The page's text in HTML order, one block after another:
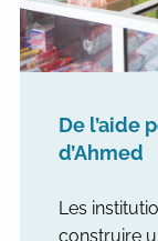
De l’aide
d’Ahmed
Les
construire